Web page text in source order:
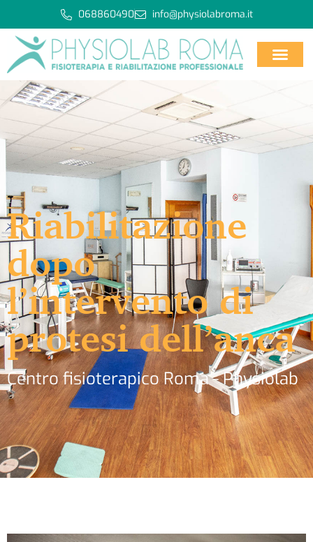
068860490 info@physiolabroma.it
Riabilitazione
dopo
l’intervento di
protesi dell’anca
Centro fisioterapico Roma - Physiolab